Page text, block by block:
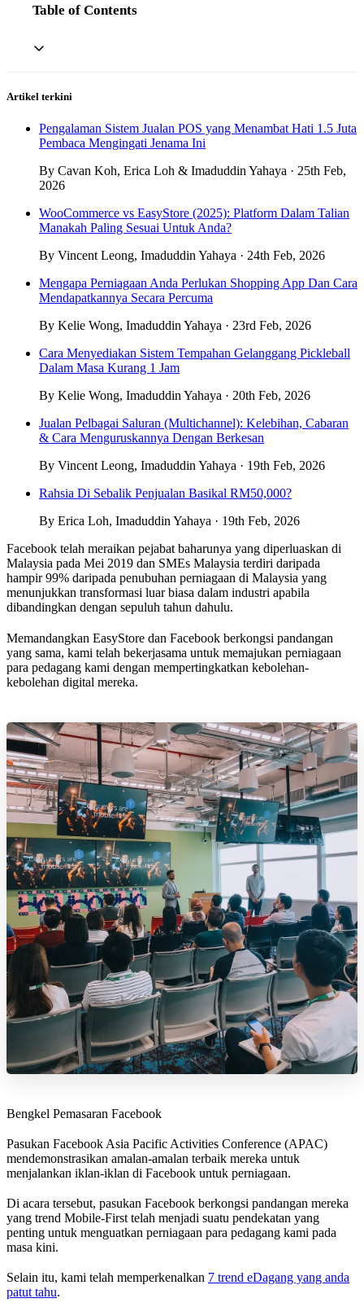
Table of Contents
Artikel terkini
Pengalaman Sistem Jualan POS yang Menambat Hati 1.5 Juta
Pembaca Mengingati Jenama Ini
By Cavan Koh, Erica Loh & Imaduddin Yahaya · 25th Feb,
2026
WooCommerce vs EasyStore (2025): Platform Dalam Talian
Manakah Paling Sesuai Untuk Anda?
By Vincent Leong, Imaduddin Yahaya · 24th Feb, 2026
Mengapa Perniagaan Anda Perlukan Shopping App Dan Cara
Mendapatkannya Secara Percuma
By Kelie Wong, Imaduddin Yahaya · 23rd Feb, 2026
Cara Menyediakan Sistem Tempahan Gelanggang Pickleball
Dalam Masa Kurang 1 Jam
By Kelie Wong, Imaduddin Yahaya · 20th Feb, 2026
Jualan Pelbagai Saluran (Multichannel): Kelebihan, Cabaran
& Cara Menguruskannya Dengan Berkesan
By Vincent Leong, Imaduddin Yahaya · 19th Feb, 2026
Rahsia Di Sebalik Penjualan Basikal RM50,000?
By Erica Loh, Imaduddin Yahaya · 19th Feb, 2026
Facebook telah meraikan pejabat baharunya yang diperluaskan di
Malaysia pada Mei 2019 dan SMEs Malaysia terdiri daripada
hampir 99% daripada penubuhan perniagaan di Malaysia yang
menunjukkan transformasi luar biasa dalam industri apabila
dibandingkan dengan sepuluh tahun dahulu.
Memandangkan EasyStore dan Facebook berkongsi pandangan
yang sama, kami telah bekerjasama untuk memajukan perniagaan
para pedagang kami dengan mempertingkatkan kebolehan-
kebolehan digital mereka.
Bengkel Pemasaran Facebook
Pasukan Facebook Asia Pacific Activities Conference (APAC)
mendemonstrasikan amalan-amalan terbaik mereka untuk
menjalankan iklan-iklan di Facebook untuk perniagaan.
Di acara tersebut, pasukan Facebook berkongsi pandangan mereka
yang trend Mobile-First telah menjadi suatu pendekatan yang
penting untuk menguatkan perniagaan para pedagang kami pada
masa kini.
Selain itu, kami telah memperkenalkan 7 trend eDagang yang anda
patut tahu.